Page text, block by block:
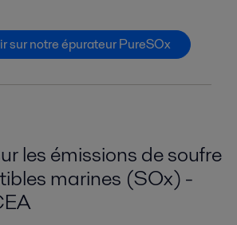
sur notre épurateur PureSOx
les émissions de soufre
marines (SOx) -